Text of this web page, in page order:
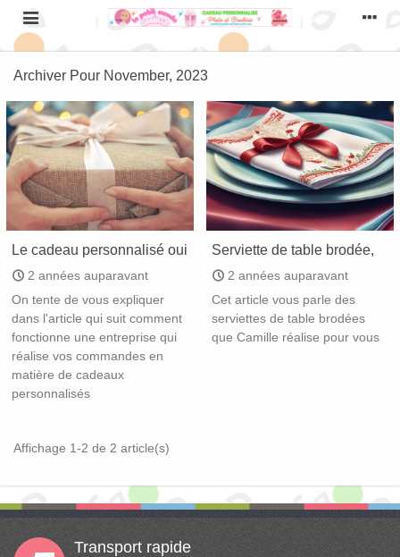
Archiver Pour November, 2023
Le cadeau personnalisé oui
mais pas n'importe
comment
2 années auparavant
On tente de vous expliquer
dans l'article qui suit comment
fonctionne une entreprise qui
réalise vos commandes en
matière de cadeaux
personnalisés
Serviette de table brodée,
tout savoir
2 années auparavant
Cet article vous parle des
serviettes de table brodées
que Camille réalise pour vous
Affichage 1-2 de 2 article(s)
Transport rapide